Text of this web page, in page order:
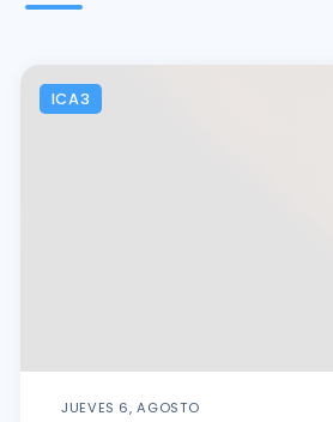
ICA3
JUEVES 6, AGOSTO